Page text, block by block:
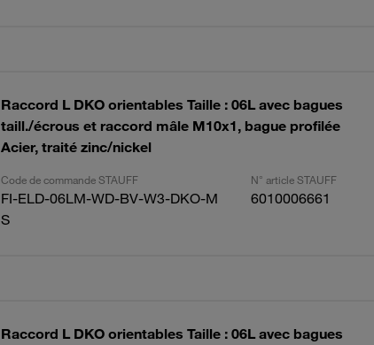
Raccord L DKO orientables Taille : 06L avec bagues
taill./écrous et raccord mâle M10x1, bague profilée
Acier, traité zinc/nickel
Code de commande STAUFF N° article STAUFF
FI-ELD-06LM-WD-BV-W3-DKO-M
S
6010006661
Raccord L DKO orientables Taille : 06L avec bagues